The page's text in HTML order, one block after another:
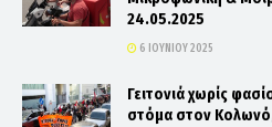
24.05.2025
6 ΙΟΥΝΊΟΥ 2025
Γειτονιά χωρίς
στόμα στον